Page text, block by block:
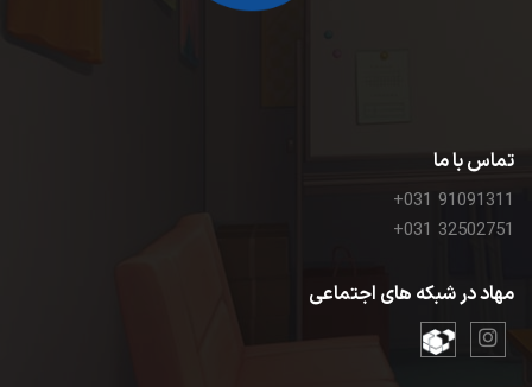
تماس با ما
+031 91091311
+031 32502751
مهاد در شبکه های اجتماعی